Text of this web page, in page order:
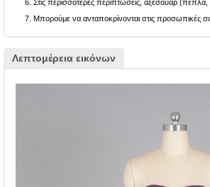
Στις περισσότερες περιπτώσεις, αξεσουάρ
Μπορούμε να ανταποκρίνονται στις προσωπικές
Λεπτομέρεια εικόνων